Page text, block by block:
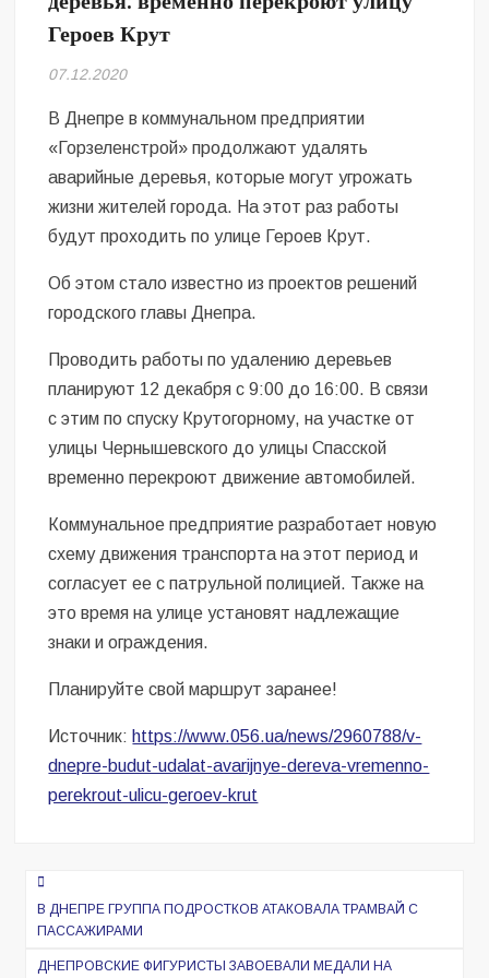
Безугла закликає валити Сирського
Світові бренди одягу та взуття: розвиток ринку та вплив на
сучасну моду
Командувач ВМС Неїжпапа закликав не дестабілізувати ситуацію
навколо керівництва армії
Героев Крут
07.12.2020
В Днепре в коммунальном предприятии
«Горзеленстрой» продолжают удалять
аварийные деревья, которые могут угрожать
жизни жителей города. На этот раз работы
будут проходить по улице Героев Крут.
Об этом стало известно из проектов решений
городского главы Днепра.
Проводить работы по удалению деревьев
планируют 12 декабря с 9:00 до 16:00. В связи
с этим по спуску Крутогорному, на участке от
улицы Чернышевского до улицы Спасской
временно перекроют движение автомобилей.
Коммунальное предприятие разработает новую
схему движения транспорта на этот период и
согласует ее с патрульной полицией. Также на
это время на улице установят надлежащие
знаки и ограждения.
Планируйте свой маршрут заранее!
Источник: https://www.056.ua/news/2960788/v-
dnepre-budut-udalat-avarijnye-dereva-vremenno-
perekrout-ulicu-geroev-krut
Навигация
по
записям
В ДНЕПРЕ ГРУППА ПОДРОСТКОВ АТАКОВАЛА ТРАМВАЙ С
ПАССАЖИРАМИ
ДНЕПРОВСКИЕ ФИГУРИСТЫ ЗАВОЕВАЛИ МЕДАЛИ НА